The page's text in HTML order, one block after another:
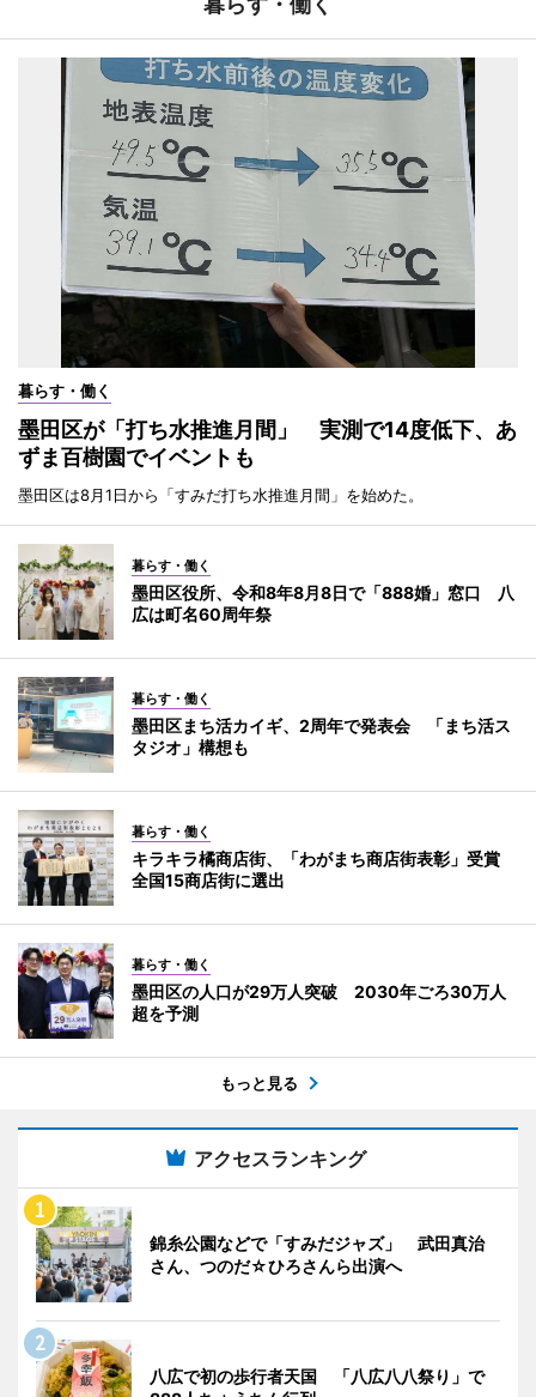
暮らす・働く
墨田区が「打ち水推進月間」 実測で14度低下、あ
ずま百樹園でイベントも
墨田区は8月1日から「すみだ打ち水推進月間」を始めた。
暮らす・働く
墨田区役所、令和8年8月8日で「888婚」窓口 八
広は町名60周年祭
暮らす・働く
墨田区まち活カイギ、2周年で発表会 「まち活ス
タジオ」構想も
暮らす・働く
キラキラ橘商店街、「わがまち商店街表彰」受賞
全国15商店街に選出
暮らす・働く
墨田区の人口が29万人突破 2030年ごろ30万人
超を予測
もっと見る
アクセスランキング
錦糸公園などで「すみだジャズ」 武田真治
さん、つのだ☆ひろさんら出演へ
八広で初の歩行者天国 「八広八八祭り」で